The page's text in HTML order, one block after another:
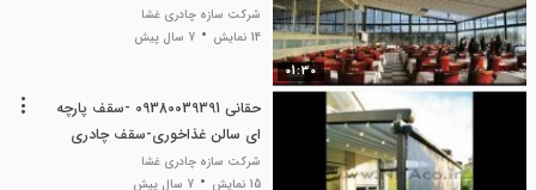
01:30
بازشونده حیاط رستوران
شرکت سازه چادری غشا
14 نمایش
7 سال پیش
حقانی 09380039391 -سقف پارچه
ای سالن غذاخوری-سقف چادری
سالن پذیرایی
شرکت سازه چادری غشا
15 نمایش
7 سال پیش